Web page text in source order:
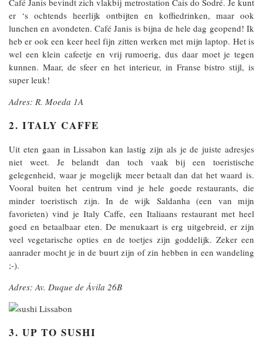
er ‘s ochtends heerlijk ontbijten en koffiedrinken, maar ook
lunchen en avondeten. Café Janis is bijna de hele dag geopend! Ik
heb er ook een keer heel fijn zitten werken met mijn laptop. Het is
wel een klein cafeetje en vrij rumoerig, dus daar moet je tegen
kunnen. Maar, de sfeer en het interieur, in Franse bistro stijl, is
super leuk!
Adres: R. Moeda 1A
2. ITALY CAFFE
Uit eten gaan in Lissabon kan lastig zijn als je de juiste adresjes
niet weet. Je belandt dan toch vaak bij een toeristische
gelegenheid, waar je mogelijk meer betaalt dan dat het waard is.
Vooral buiten het centrum vind je hele goede restaurants, die
minder toeristisch zijn. In de wijk Saldanha (een van mijn
favorieten) vind je Italy Caffe, een Italiaans restaurant met heel
goed en betaalbaar eten. De menukaart is erg uitgebreid, er zijn
veel vegetarische opties en de toetjes zijn goddelijk. Zeker een
aanrader mocht je in de buurt zijn of zin hebben in een wandeling
;-).
Adres: Av. Duque de Ávila 26B
3. UP TO SUSHI